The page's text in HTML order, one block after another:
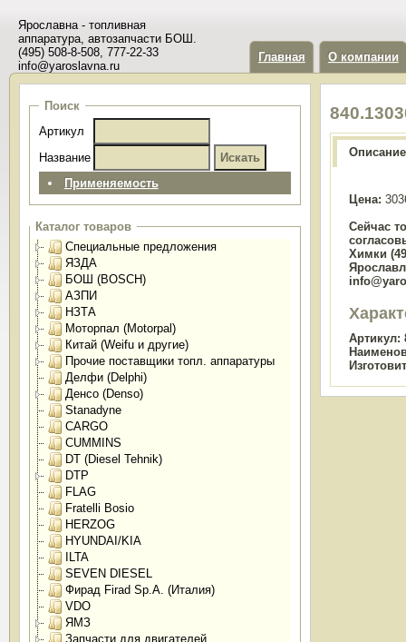
Ярославна - топливная
аппаратура, автозапчасти БОШ.
(495) 508-8-508, 777-22-33
info@yaroslavna.ru
Главная О компании
Поиск
Артикул
Название
Применяемость
Каталог товаров
Специальные предложения
ЯЗДА
БОШ (BOSCH)
АЗПИ
НЗТА
Моторпал (Motorpal)
Китай (Weifu и другие)
Прочие поставщики топл. аппаратуры
Делфи (Delphi)
Денсо (Denso)
Stanadyne
CARGO
CUMMINS
DT (Diesel Tehnik)
DTP
FLAG
Fratelli Bosio
HERZOG
HYUNDAI/KIA
ILTA
SEVEN DIESEL
Фирад Firad Sp.A. (Италия)
VDO
ЯМЗ
Запчасти для двигателей
Описание
Цена:
Сейчас
Химки
Артикул: